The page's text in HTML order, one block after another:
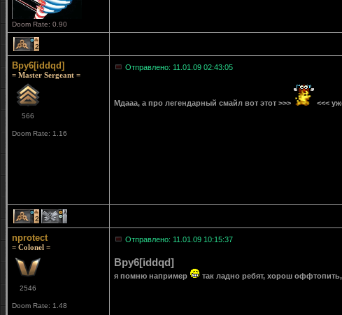
Doom Rate: 0.90
2
Bpy6[iddqd]
= Master Sergeant =
566
Doom Rate: 1.16
Отправлено: 11.01.09 02:43:05
Мдааа, а про легендарный смайл вот этот >>> <<<
2 1
nprotect
= Colonel =
2546
Doom Rate: 1.48
Отправлено: 11.01.09 10:15:37
Bpy6[iddqd]
я помню например так ладно ребят, хорош